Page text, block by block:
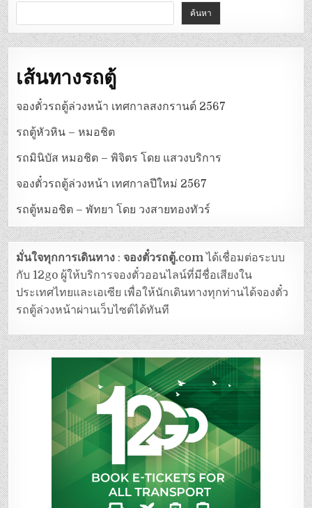
ค้นหา
เส้นทางรถตู้
จองตั๋วรถตู้ล่วงหน้า เทศกาลสงกรานต์ 2567
รถตู้หัวหิน – หมอชิต
รถมินิบัส หมอชิต – พิจิตร โดย แสวงบริการ
จองตั๋วรถตู้ล่วงหน้า เทศกาลปีใหม่ 2567
รถตู้หมอชิต – พัทยา โดย วงสายทองทัวร์
มั่นใจทุกการเดินทาง :จองตั๋วรถตู้.comได้เชื่อมต่อระบบ
กับ 12go ผู้ให้บริการจองตั๋วออนไลน์ที่มีชื่อเสียงใน
ประเทศไทยและเอเซีย เพื่อให้นักเดินทางทุกท่านได้จองตั๋ว
รถตู้ล่วงหน้าผ่านเว็บไซต์ได้ทันที